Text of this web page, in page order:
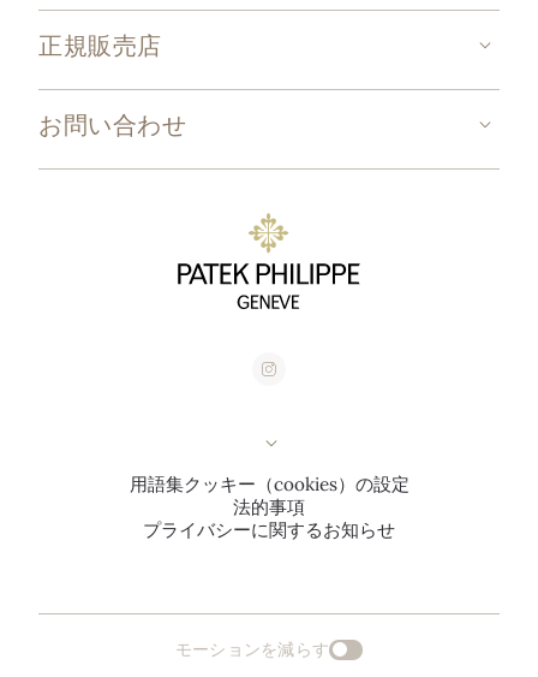
正規販売店
お問い合わせ
用語集クッキー（cookies）の設定
法的事項
プライバシーに関するお知らせ
モーションを減らす